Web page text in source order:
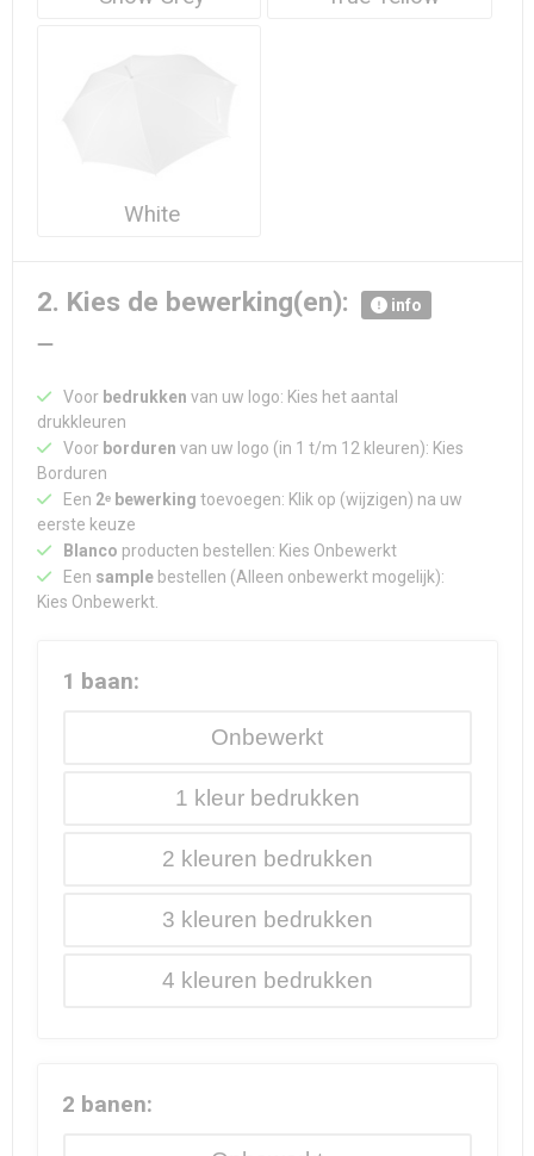
White
2. Kies de bewerking(en): info
Voor bedrukken van uw logo: Kies het aantal
drukkleuren
Voor borduren van uw logo (in 1 t/m 12 kleuren): Kies
Borduren
Een 2ᵉ bewerking toevoegen: Klik op (wijzigen) na uw
eerste keuze
Blanco producten bestellen: Kies Onbewerkt
Een samplebestellen (Alleen onbewerkt mogelijk):
Kies Onbewerkt.
1 baan:
Onbewerkt
1
2
3
4
2 banen: